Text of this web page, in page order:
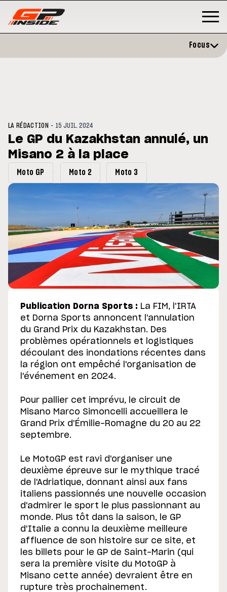
du GP de Grande-
MOTO GP
retour en septembre
Focus
LA RÉDACTION - 15 JUIL. 2024
Le GP du Kazakhstan annulé, un
Misano 2 à la place
Moto GP Moto 2 Moto 3
Publication Dorna Sports : La FIM, l'IRTA
et Dorna Sports annoncent l'annulation
du Grand Prix du Kazakhstan. Des
problèmes opérationnels et logistiques
découlant des inondations récentes dans
la région ont empêché l'organisation de
l'événement en 2024.
Pour pallier cet imprévu, le circuit de
Misano Marco Simoncelli accueillera le
Grand Prix d'Émilie-Romagne du 20 au 22
septembre.
Le MotoGP est ravi d'organiser une
deuxième épreuve sur le mythique tracé
de l'Adriatique, donnant ainsi aux fans
italiens passionnés une nouvelle occasion
d'admirer le sport le plus passionnant au
monde. Plus tôt dans la saison, le GP
d'Italie a connu la deuxième meilleure
affluence de son histoire sur ce site, et
les billets pour le GP de Saint-Marin (qui
sera la première visite du MotoGP à
Misano cette année) devraient être en
rupture très prochainement.